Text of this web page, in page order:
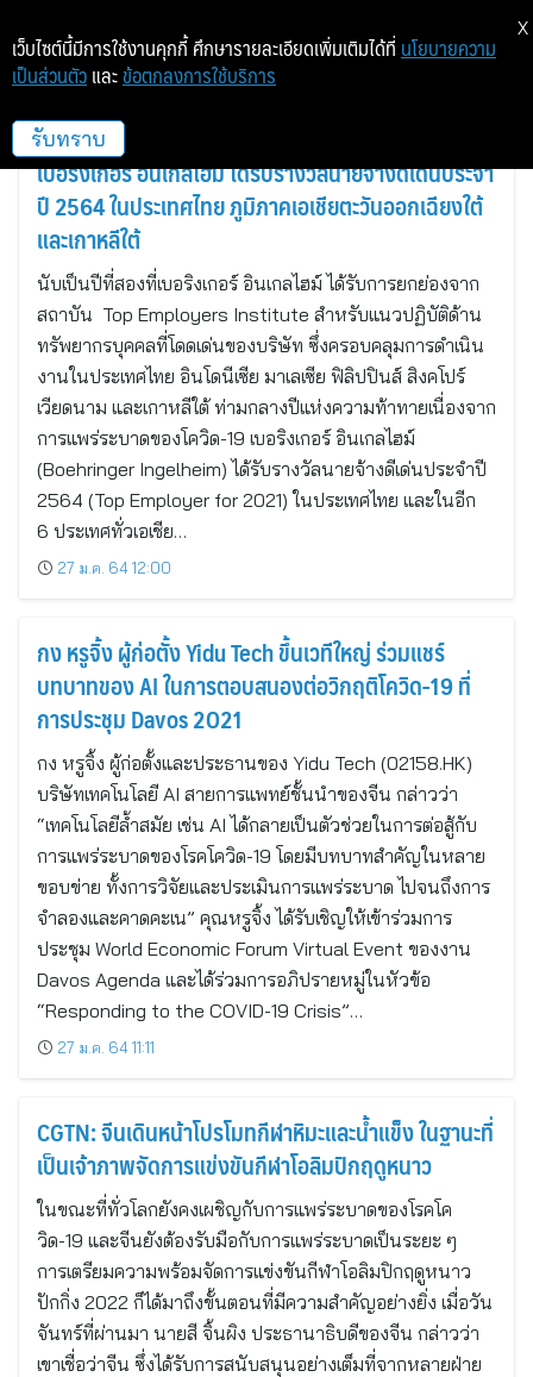
text_th
เบอริงเกอร์ อินเกลไฮม์ ได้รับรางวัลนายจ้างดีเด่นประจำ
ปี 2564 ในประเทศไทย ภูมิภาคเอเชียตะวันออกเฉียงใต้
และเกาหลีใต้
นับเป็นปีที่สองที่เบอริงเกอร์ อินเกลไฮม์ ได้รับการยกย่องจาก
สถาบัน Top Employers Institute สำหรับแนวปฏิบัติด้าน
ทรัพยากรบุคคลที่โดดเด่นของบริษัท ซึ่งครอบคลุมการดำเนิน
งานในประเทศไทย อินโดนีเซีย มาเลเซีย ฟิลิปปินส์ สิงคโปร์
เวียดนาม และเกาหลีใต้ ท่ามกลางปีแห่งความท้าทายเนื่องจาก
การแพร่ระบาดของโควิด-19 เบอริงเกอร์ อินเกลไฮม์
(Boehringer Ingelheim) ได้รับรางวัลนายจ้างดีเด่นประจำปี
2564 (Top Employer for 2021) ในประเทศไทย และในอีก
6 ประเทศทั่วเอเชีย…
27 ม.ค. 64 12:00
กง หรูจิ้ง ผู้ก่อตั้ง Yidu Tech ขึ้นเวทีใหญ่ ร่วมแชร์
บทบาทของ AI ในการตอบสนองต่อวิกฤติโควิด-19 ที่
การประชุม Davos 2O21
กง หรูจิ้ง ผู้ก่อตั้งและประธานของ Yidu Tech (02158.HK)
บริษัทเทคโนโลยี AI สายการแพทย์ชั้นนำของจีน กล่าวว่า
“เทคโนโลยีล้ำสมัย เช่น AI ได้กลายเป็นตัวช่วยในการต่อสู้กับ
การแพร่ระบาดของโรคโควิด-19 โดยมีบทบาทสำคัญในหลาย
ขอบข่าย ทั้งการวิจัยและประเมินการแพร่ระบาด ไปจนถึงการ
จำลองและคาดคะเน” คุณหรูจิ้ง ได้รับเชิญให้เข้าร่วมการ
ประชุม World Economic Forum Virtual Event ของงาน
Davos Agenda และได้ร่วมการอภิปรายหมู่ในหัวข้อ
“Responding to the COVID-19 Crisis”…
27 ม.ค. 64 11:11
CGTN: จีนเดินหน้าโปรโมทกีฬาหิมะและน้ำแข็ง ในฐานะที่
เป็นเจ้าภาพจัดการแข่งขันกีฬาโอลิมปิกฤดูหนาว
ในขณะที่ทั่วโลกยังคงเผชิญกับการแพร่ระบาดของโรคโค
วิด-19 และจีนยังต้องรับมือกับการแพร่ระบาดเป็นระยะ ๆ
การเตรียมความพร้อมจัดการแข่งขันกีฬาโอลิมปิกฤดูหนาว
ปักกิ่ง 2022 ก็ได้มาถึงขั้นตอนที่มีความสำคัญอย่างยิ่ง เมื่อวัน
จันทร์ที่ผ่านมา นายสี จิ้นผิง ประธานาธิบดีของจีน กล่าวว่า
เขาเชื่อว่าจีน ซึ่งได้รับการสนับสนุนอย่างเต็มที่จากหลายฝ่าย
เว็บไซต์นี้มีการใช้งานคุกกี้ ศึกษารายละเอียดเพิ่มเติมได้ที่ นโยบายความ
เป็นส่วนตัว และ ข้อตกลงการใช้บริการ
รับทราบ
X